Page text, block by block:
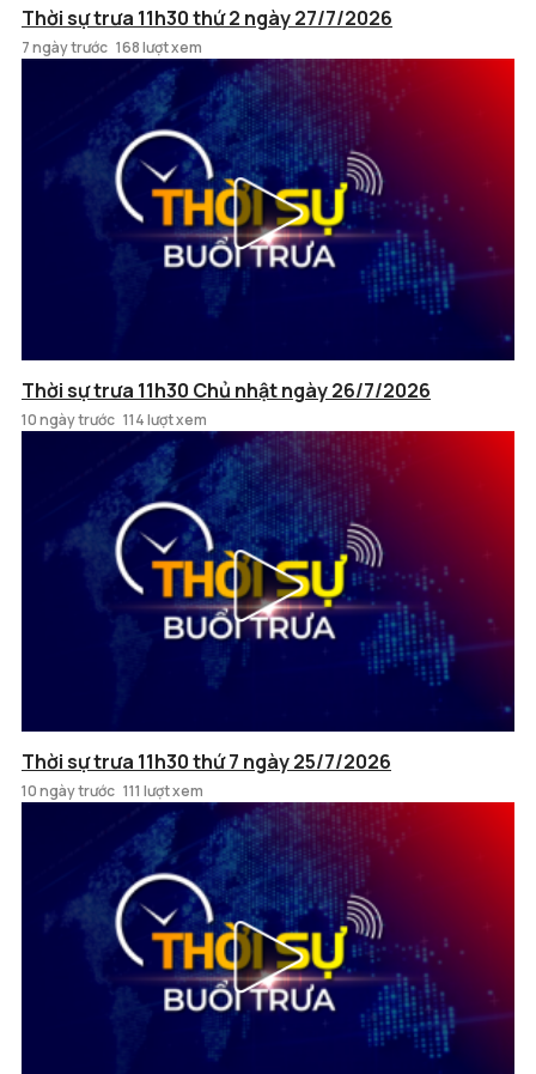
Thời sự trưa 11h30 thứ 2 ngày 27/7/2026
7 ngày trước 168 lượt xem
Thời sự trưa 11h30 Chủ nhật ngày 26/7/2026
10 ngày trước 114 lượt xem
Thời sự trưa 11h30 thứ 7 ngày 25/7/2026
10 ngày trước 111 lượt xem